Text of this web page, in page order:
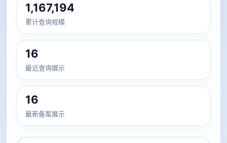
1,167,194
累计查询规模
16
最近查询展示
16
最新备案展示